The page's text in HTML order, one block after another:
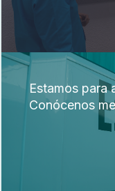
Estamos para
Conócenos